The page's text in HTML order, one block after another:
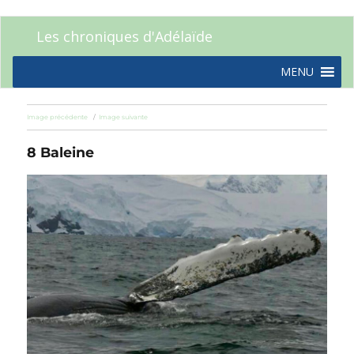
Les chroniques d'Adélaïde
MENU
Image précédente Image suivante
8 Baleine